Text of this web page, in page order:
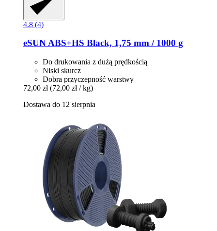
4.8 (4)
eSUNABS+HS Black, 1,75 mm / 1000 g
Do drukowania z dużą prędkością
Niski skurcz
Dobra przyczepność warstwy
72,00 zł (72,00 zł / kg)
Dostawa do 12 sierpnia